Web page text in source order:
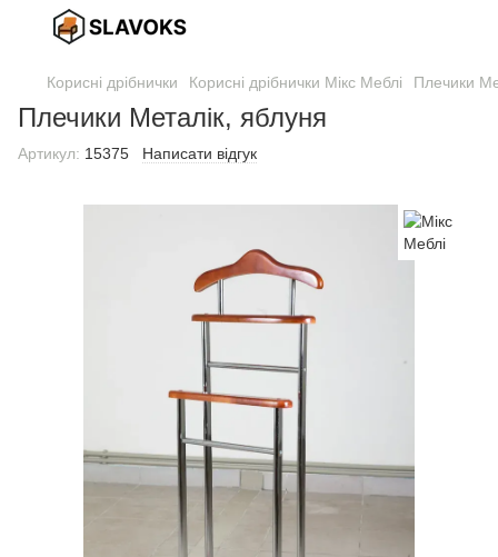
Корисні дрібнички Корисні дрібнички Мікс Меблі Плечики
Плечики Металік, яблуня
Артикул: 15375 Написати відгук